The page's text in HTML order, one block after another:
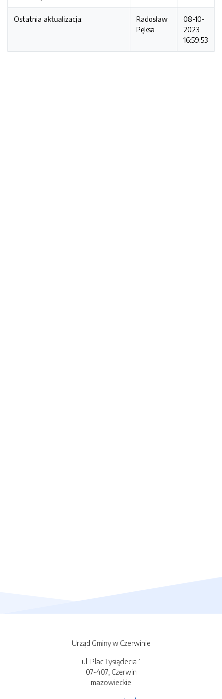
Ostatnia aktualizacja:
Radosław
Pęksa
08-10-
2023
16:59:53
Urząd Gminy w Czerwinie
ul. Plac Tysiąclecia 1
07-407, Czerwin
mazowieckie